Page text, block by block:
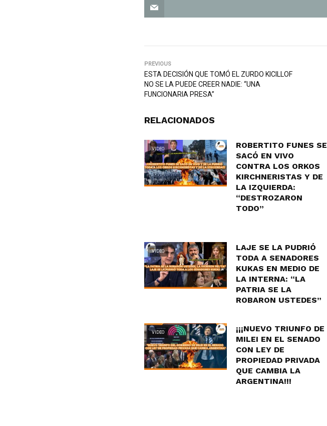
PREVIOUS
ESTA DECISIÓN QUE TOMÓ EL ZURDO KICILLOF
NO SE LA PUEDE CREER NADIE: “UNA
FUNCIONARIA PRESA”
RELACIONADOS
VIDEO
ROBERTITO FUNES SE
SACÓ EN VIVO
CONTRA LOS ORKOS
KIRCHNERISTAS Y DE
LA IZQUIERDA:
“DESTROZARON
TODO”
VIDEO
LAJE SE LA PUDRIÓ
TODA A SENADORES
KUKAS EN MEDIO DE
LA INTERNA: “LA
PATRIA SE LA
ROBARON USTEDES”
VIDEO
¡¡¡NUEVO TRIUNFO DE
MILEI EN EL SENADO
CON LEY DE
PROPIEDAD PRIVADA
QUE CAMBIA LA
ARGENTINA!!!